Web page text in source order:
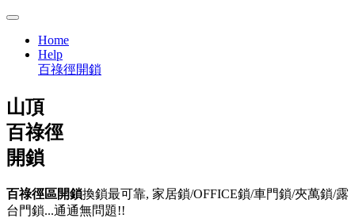
Home
Help
百祿徑開鎖
山頂
百祿徑
開鎖
百祿徑區開鎖換鎖最可靠, 家居鎖/OFFICE鎖/車門鎖/夾萬鎖/露
台門鎖...通通無問題!!